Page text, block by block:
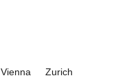
Vienna Zurich